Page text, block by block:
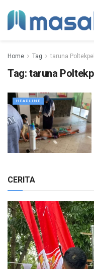
Home Tag taruna Poltekpel
Tag: taruna
HEADLINE
CERITA